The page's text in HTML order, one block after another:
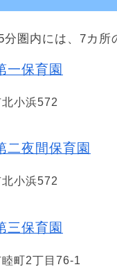
圏内には、7カ所
一保育園
小浜572
二夜間保育園
小浜572
三保育園
町2丁目76-1